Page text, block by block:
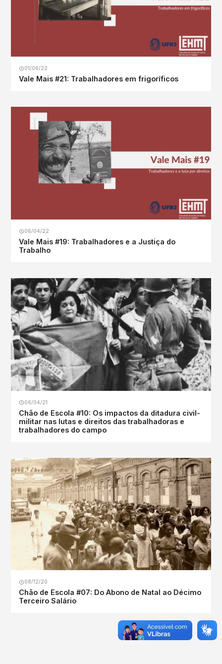
01/06/22
Vale Mais #21: Trabalhadores em frigoríficos
06/04/22
Vale Mais #19: Trabalhadores e a Justiça do
Trabalho
06/04/21
Chão de Escola #10: Os impactos da ditadura civil-
militar nas lutas e direitos das trabalhadoras e
trabalhadores do campo
08/12/20
Chão de Escola #07: Do Abono de Natal ao Décimo
Terceiro Salário